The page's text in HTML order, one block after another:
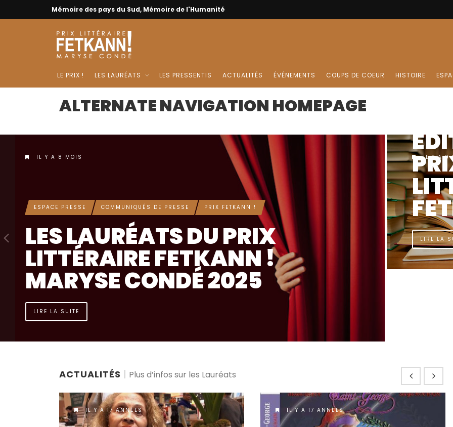
Mémoire des pays du Sud, Mémoire de l'Humanité
LE PRIX ! LES LAURÉATS LES PRESSENTIS ACTUALITÉS ÉVÉNEMENTS COUPS DE COEUR HISTOIRE
ALTERNATE NAVIGATION HOMEPAGE
IL Y A 9 MOIS
ESPACE PRESSE
COMMUNIQUÉS DE PRESSE
PRIX FETKANN !
LES
PRESSENTIS
2025: 22ÈME
ÉDITION DU
PRIX
FETKANN!
LIRE LA SUITE
IL Y A 9
AU
LIRE LA
ACTUALITÉS | Plus d’infos sur les Lauréats
IL Y A 17 ANNÉES IL Y A 17 ANNÉES